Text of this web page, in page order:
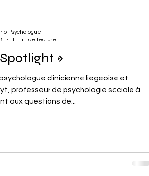
»
clinicienne liégeoise et
professeur de psychologie sociale à
aux questions de...
Psychologue
1 min de lecture